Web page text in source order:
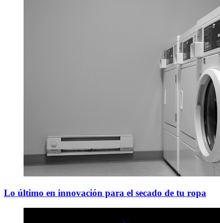
Lo último en innovación para el secado de tu ropa